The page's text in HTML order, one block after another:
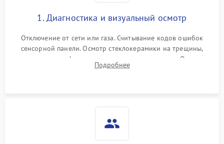
1. Диагностика и визуальный осмотр
Отключение от сети или газа. Считывание кодов ошибок
сенсорной панели. Осмотр стеклокерамики на трещины,
проверка конфорок на равномерность нагрева. Опрос
клиента о симптомах (не включается, не видит посуду,
Подробнее